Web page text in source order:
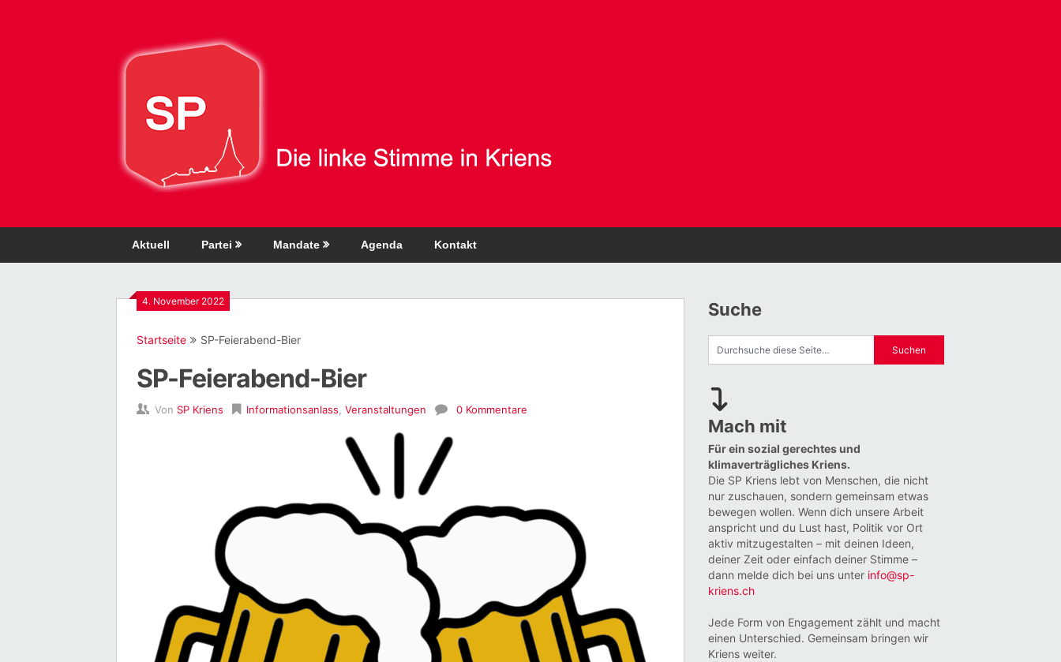
Aktuell Partei Mandate Agenda Kontakt
4. November 2022
Startseite SP-Feierabend-Bier
SP-Feierabend-Bier
Von SP Kriens Informationsanlass Veranstaltungen 0 Kommentare
Suche
Mach mit
Für ein sozial gerechtes und
klimaverträgliches Kriens.
Die SP Kriens lebt von Menschen, die nicht
nur zuschauen, sondern gemeinsam etwas
bewegen wollen. Wenn dich unsere Arbeit
anspricht und du Lust hast, Politik vor Ort
aktiv mitzugestalten – mit deinen Ideen,
deiner Zeit oder einfach deiner Stimme –
dann melde dich bei uns unter info@sp-
kriens.ch
Jede Form von Engagement zählt und macht
einen Unterschied. Gemeinsam bringen wir
Kriens weiter.